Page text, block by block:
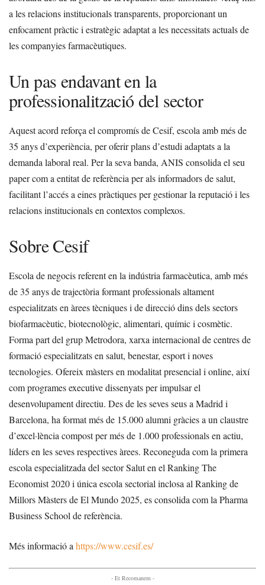
a les relacions institucionals transparents, proporcionant un
enfocament pràctic i estratègic adaptat a les necessitats actuals de
les companyies farmacèutiques.
Un pas endavant en la
professionalització del sector
Aquest acord reforça el compromís de Cesif, escola amb més de
35 anys d’experiència, per oferir plans d’estudi adaptats a la
demanda laboral real. Per la seva banda, ANIS consolida el seu
paper com a entitat de referència per als informadors de salut,
facilitant l’accés a eines pràctiques per gestionar la reputació i les
relacions institucionals en contextos complexos.
Sobre Cesif
Escola de negocis referent en la indústria farmacèutica, amb més
de 35 anys de trajectòria formant professionals altament
especialitzats en àrees tècniques i de direcció dins dels sectors
biofarmacèutic, biotecnològic, alimentari, químic i cosmètic.
Forma part del grup Metrodora, xarxa internacional de centres de
formació especialitzats en salut, benestar, esport i noves
tecnologies. Ofereix màsters en modalitat presencial i online, així
com programes executive dissenyats per impulsar el
desenvolupament directiu. Des de les seves seus a Madrid i
Barcelona, ha format més de 15.000 alumni gràcies a un claustre
d’excel·lència compost per més de 1.000 professionals en actiu,
líders en les seves respectives àrees. Reconeguda com la primera
escola especialitzada del sector Salut en el Ranking The
Economist 2020 i única escola sectorial inclosa al Ranking de
Millors Màsters de El Mundo 2025, es consolida com la Pharma
Business School de referència.
Més informació ahttps://www.cesif.es/
- Et Recomanem -